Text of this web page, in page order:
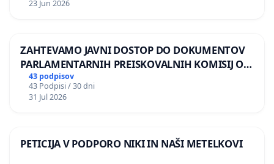
23 Jun 2026
ZAHTEVAMO JAVNI DOSTOP DO DOKUMENTOV
PARLAMENTARNIH PREISKOVALNIH KOMISIJ O
ILEGALNI TRGOVINI Z OROŽJEM
43 podpisov
43 Podpisi / 30 dni
31 Jul 2026
PETICIJA V PODPORO NIKI IN NAŠI METELKOVI